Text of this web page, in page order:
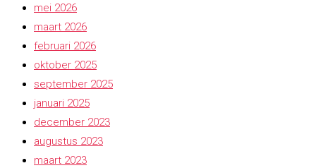
mei 2026
maart 2026
februari 2026
oktober 2025
september 2025
januari 2025
december 2023
augustus 2023
maart 2023